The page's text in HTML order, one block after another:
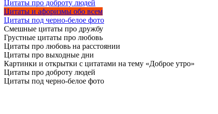
Цитаты про доброту людей
Цитаты и афоризмы обо всем
Цитаты под черно-белое фото
Смешные цитаты про дружбу
Грустные цитаты про любовь
Цитаты про любовь на расстоянии
Цитаты про выходные дни
Картинки и открытки с цитатами на тему «Доброе утро»
Цитаты про доброту людей
Цитаты под черно-белое фото